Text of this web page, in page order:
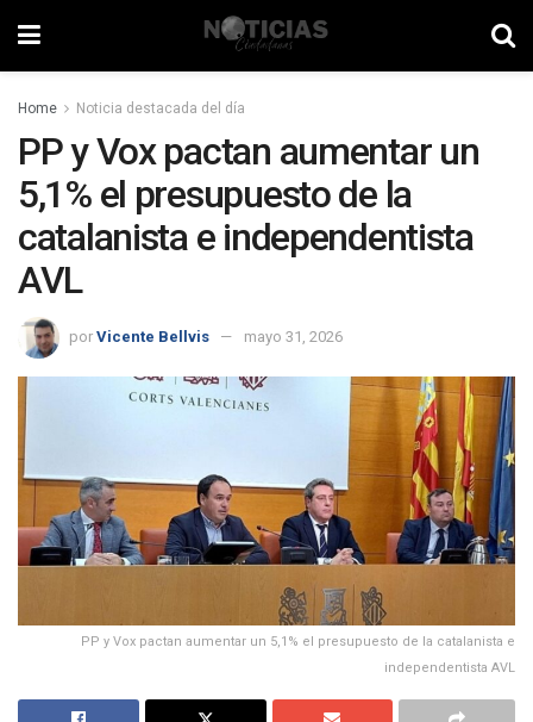
Home Noticia destacada del día
PP y Vox pactan aumentar un
5,1% el presupuesto de la
catalanista e independentista
AVL
por Vicente Bellvis mayo 31, 2026
PP y Vox pactan aumentar un 5,1% el presupuesto de la catalanista e
independentista AVL